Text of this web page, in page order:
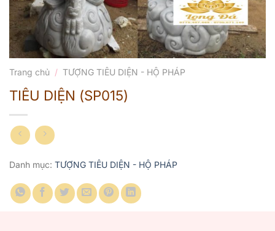
Trang chủ / TƯỢNG TIÊU DIỆN - HỘ PHÁP
TIÊU DIỆN (SP015)
Danh mục: TƯỢNG TIÊU DIỆN - HỘ PHÁP